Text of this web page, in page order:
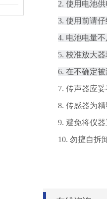
2. 使用电池
3. 使用前请
4. 电池电量
5. 校准放大
6. 在不确定
7. 传声器应
8. 传感器为
9. 避免将仪
10. 勿擅自拆